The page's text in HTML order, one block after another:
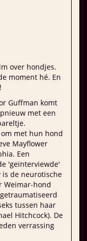
over hondjes.
moment hé. En
Guffman komt
met een
met hun hond
Mayflower
Een
'geïnterviewde'
is de neurotische
Weimar-hond
tussen haar
Hitchcock). De
verrassing